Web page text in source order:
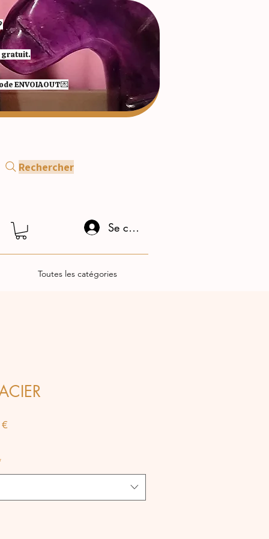
gratuit.
ENVOIAOUT💌​
Se connecter
Rechercher
Toutes les catégories